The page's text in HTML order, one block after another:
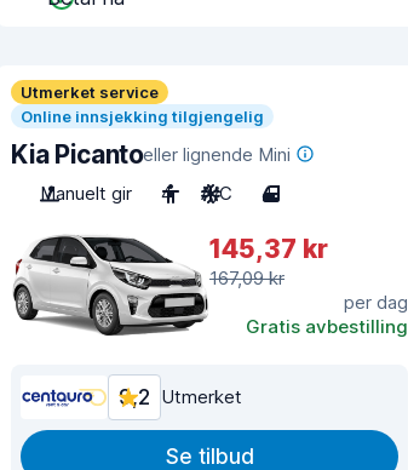
Utmerket service
Online innsjekking tilgjengelig
Kia Picantoeller lignende Mini
Manuelt gir
4 A/C 4
145,37 kr
167,09 kr
per dag
Gratis avbestilling
9,2 Utmerket
Se tilbud